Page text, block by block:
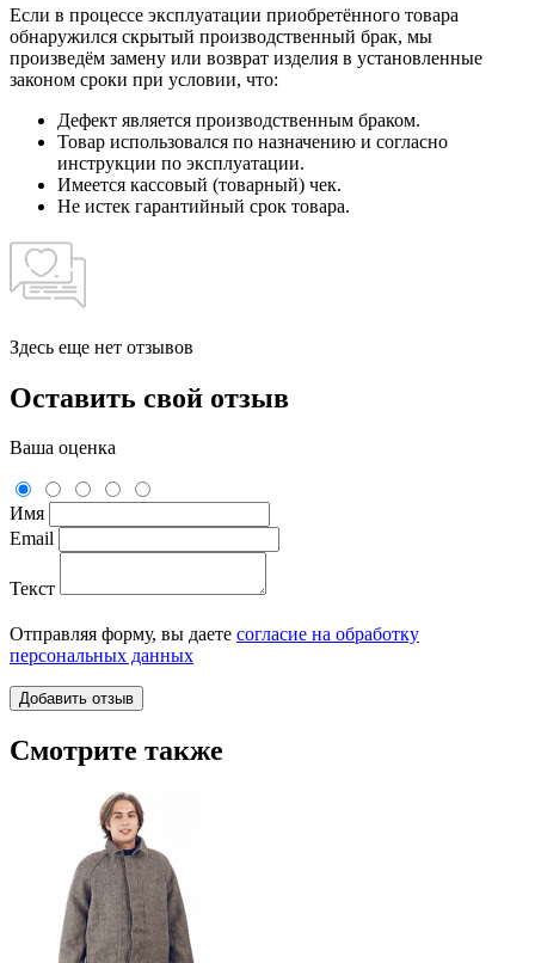
Если в процессе эксплуатации приобретённого товара
обнаружился скрытый производственный брак, мы
произведём замену или возврат изделия в установленные
законом сроки при условии, что:
Дефект является производственным браком.
Товар использовался по назначению и согласно
инструкции по эксплуатации.
Имеется кассовый (товарный) чек.
Не истек гарантийный срок товара.
Здесь еще нет отзывов
Оставить свой отзыв
Ваша оценка
Имя
Email
Текст
Отправляя форму, вы даете согласие на обработку
персональных данных
Смотрите также